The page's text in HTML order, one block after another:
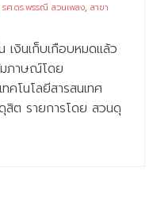
รศ.ดร.พรรณี สวนเพลง, สาขา
งินเก็บเกือบหมดแล้ว
มภาษณ์โดย
คโนโลยีสารสนเทศ
สิต รายการโดย สวนดุ